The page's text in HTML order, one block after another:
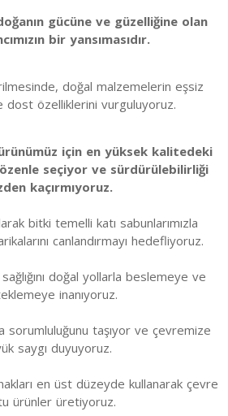
gücüne ve güzelliğine olan
bir yansımasıdır.
doğal malzemelerin eşsiz
dost özelliklerini vurguluyoruz.
için en yüksek kalitedeki
seçiyor ve sürdürülebilirliği
kaçırmıyoruz.
bitki temelli katı sabunlarımızla
canlandırmayı hedefliyoruz.
doğal yollarla beslemeye ve
inanıyoruz.
sorumluluğunu taşıyor ve çevremize
saygı duyuyoruz.
en üst düzeyde kullanarak çevre
ürünler üretiyoruz.